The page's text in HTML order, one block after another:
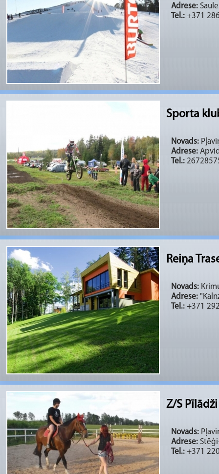
Adrese:
Tel.: +371
Sporta
Novads:
Adrese:
Tel.:
Reiņa
Novads:
Adrese:
Tel.: +371
Z/S Pīlādži
Novads:
Adrese:
Tel.: +371